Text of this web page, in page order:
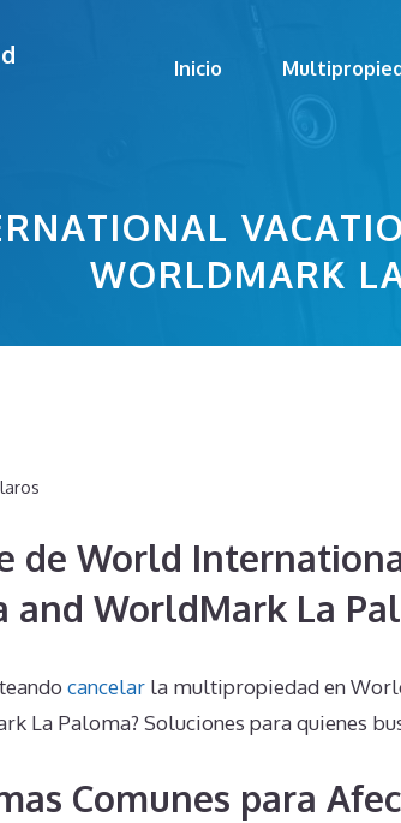
Inicio
WORLDMARK
de World
and WorldMark La
cancelar la multipropiedad en
La Paloma? Soluciones para quienes
Comunes para